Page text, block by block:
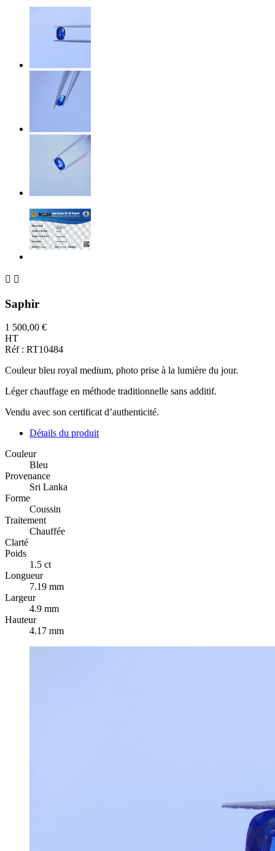
 
Saphir
1 500,00 €
HT
Réf : RT10484
Couleur bleu royal medium, photo prise à la lumière du jour.
Léger chauffage en méthode traditionnelle sans additif.
Vendu avec son certificat d’authenticité.
Détails du produit
Couleur
Bleu
Provenance
Sri Lanka
Forme
Coussin
Traitement
Chauffée
Clarté
Poids
1.5 ct
Longueur
7.19 mm
Largeur
4.9 mm
Hauteur
4.17 mm